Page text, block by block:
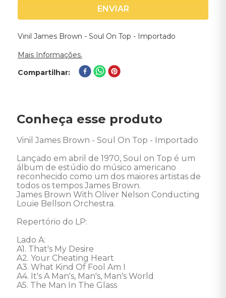
ENVIAR
Vinil James Brown - Soul On Top - Importado
Mais Informações.
Compartilhar
Conheça esse produto
Vinil James Brown - Soul On Top - Importado
Lançado em abril de 1970, Soul on Top é um
álbum de estúdio do músico americano
reconhecido como um dos maiores artistas de
todos os tempos James Brown.
James Brown With Oliver Nelson Conducting
Louie Bellson Orchestra.
Repertório do LP:
Lado A:
A1. That's My Desire
A2. Your Cheating Heart
A3. What Kind Of Fool Am I
A4. It's A Man's, Man's, Man's World
A5. The Man In The Glass